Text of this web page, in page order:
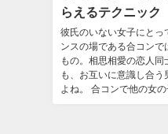
らえるテクニック
彼氏のいない女子にとっ
ンスの場である合コン
もの。相思相愛の恋人同
も、お互いに意識し合
よね。 合コンで他の女の